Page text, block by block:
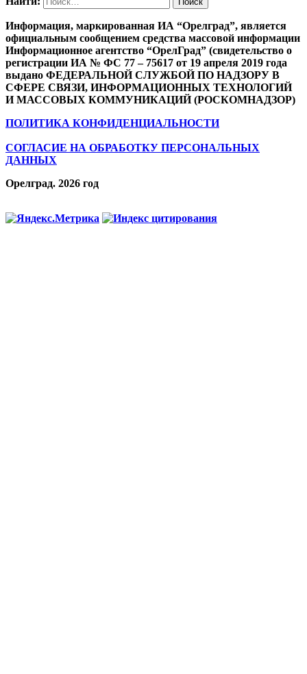
Информация, маркированная ИА “Орелград”, является
официальным сообщением средства массовой информации
Информационное агентство “ОрелГрад” (свидетельство о
регистрации ИА № ФС 77 – 75617 от 19 апреля 2019 года
выдано ФЕДЕРАЛЬНОЙ СЛУЖБОЙ ПО НАДЗОРУ В
СФЕРЕ СВЯЗИ, ИНФОРМАЦИОННЫХ ТЕХНОЛОГИЙ
И МАССОВЫХ КОММУНИКАЦИЙ (РОСКОМНАДЗОР)
ПОЛИТИКА КОНФИДЕНЦИАЛЬНОСТИ
СОГЛАСИЕ НА ОБРАБОТКУ ПЕРСОНАЛЬНЫХ
ДАННЫХ
Орелград. 2026 год